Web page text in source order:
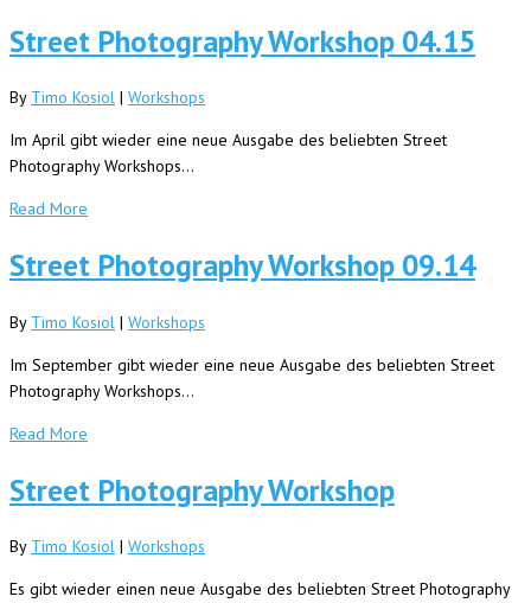
Street Photography Workshop 04.15
By Timo Kosiol | Workshops
Im April gibt wieder eine neue Ausgabe des beliebten Street
Photography Workshops…
Read More
Street Photography Workshop 09.14
By Timo Kosiol | Workshops
Im September gibt wieder eine neue Ausgabe des beliebten Street
Photography Workshops…
Read More
Street Photography Workshop
By Timo Kosiol | Workshops
Es gibt wieder einen neue Ausgabe des beliebten Street Photography